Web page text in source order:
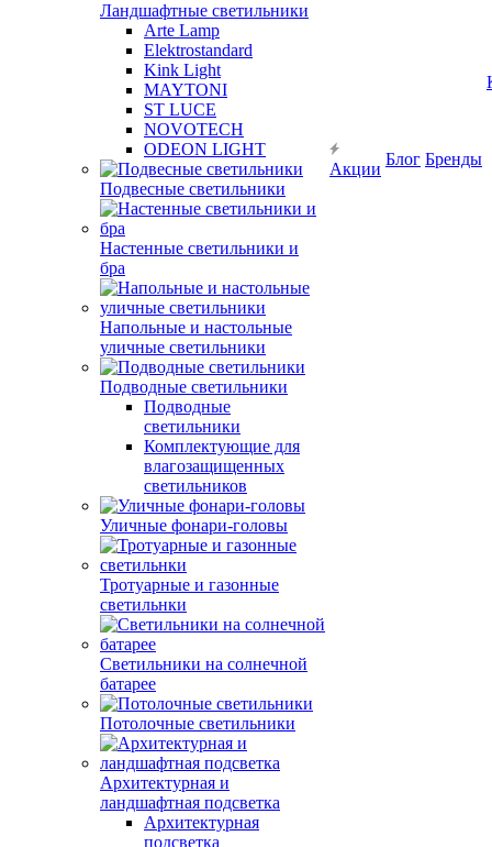
Ландшафтные светильники
Arte Lamp
Elektrostandard
Kink Light
MAYTONI
ST LUCE
NOVOTECH
ODEON LIGHT
Подвесные светильники
Настенные светильники и
бра
Напольные и настольные
уличные светильники
Подводные светильники
Подводные
светильники
Комплектующие для
влагозащищенных
светильников
Уличные фонари-головы
Тротуарные и газонные
светильнки
Светильники на солнечной
батарее
Потолочные светильники
Архитектурная и
ландшафтная подсветка
Архитектурная
подсветка
Акции
Блог Бренды